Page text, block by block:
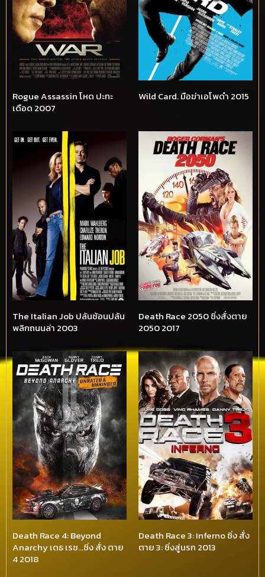
Rogue Assassin โหด ปะทะ
เดือด 2007
Wild Card. มือฆ่าเอโพดำ 2015
The Italian Job ปล้นซ้อนปล้น
พลิกถนนล่า 2003
Death Race 2050 ซิ่งสั่งตาย
2050 2017
Death Race 4: Beyond
Anarchy เดธ เรซ…ซิ่ง สั่ง ตาย
4 2018
Death Race 3: Inferno ซิ่ง สั่ง
ตาย 3: ซิ่งสู่นรก 2013